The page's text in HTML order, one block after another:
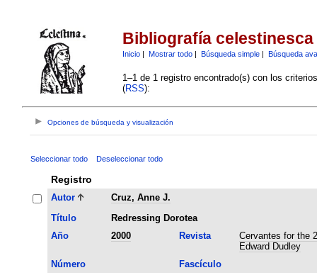
Bibliografía celestinesca
Inicio| Mostrar todo| Búsqueda simple| Búsqueda
1–1 de 1 registro encontrado(s) con los
(RSS):
Opciones de búsqueda y visualización
Seleccionar todo Deseleccionar todo
Registro
Autor
Cruz, Anne J.
Título
Redressing Dorotea
Año
2000 Revista
Cervantes for the
Edward Dudley
Número
Fascículo